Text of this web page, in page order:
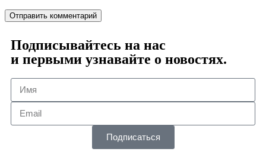
Подписывайтесь на нас
и первыми узнавайте о новостях.
Подписаться